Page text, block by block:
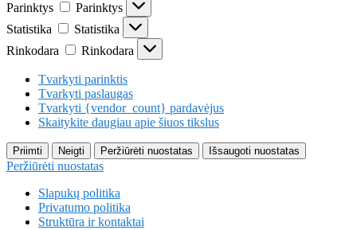
Parinktys
Parinktys
Statistika
Statistika
Rinkodara
Rinkodara
Tvarkyti parinktis
Tvarkyti paslaugas
Tvarkyti {vendor_count} pardavėjus
Skaitykite daugiau apie šiuos tikslus
Priimti Neigti Peržiūrėti nuostatas Išsaugoti nuostatas
Peržiūrėti nuostatas
Slapukų politika
Privatumo politika
Struktūra ir kontaktai